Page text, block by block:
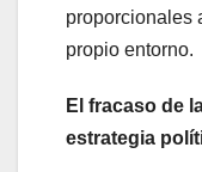
proporcionales
propio entorno.
El fracaso de
estrategia